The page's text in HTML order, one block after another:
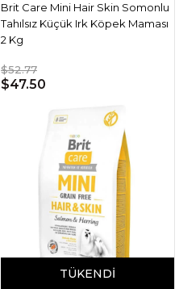
Brit Care Mini Hair Skin Somonlu
Tahılsız Küçük Irk Köpek Maması
2 Kg
$52.77
$47.50
TÜKENDI